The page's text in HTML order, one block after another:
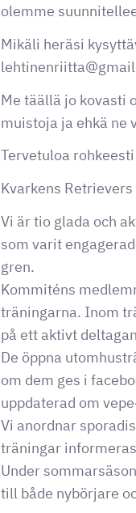
olemme
Mikäli heräsi
Me täällä jo kovasti
muistoja ja ehkä ne
Tervetuloa
Kvarkens
Vi är tio glada och
som varit
gren.
Kommiténs
träningarna. Inom
på ett aktivt
De öppna
om dem ges i
uppdaterad om
Vi anordnar
träningar
Under
till både nybörjare